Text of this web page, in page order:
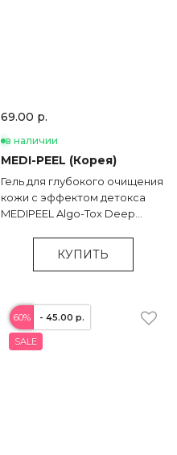
69.00 р.
в наличии
MEDI-PEEL (Корея)
Гель для глубокого очищения
кожи с эффектом детокса
MEDIPEEL Algo-Tox Deep
КУПИТЬ
SALE
60% - 45.00 р.